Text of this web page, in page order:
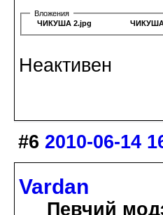
Вложения
ЧИКУША 2.jpg
ЧИКУША
Неактивен
#6 2010-06-14
Vardan
Певчий